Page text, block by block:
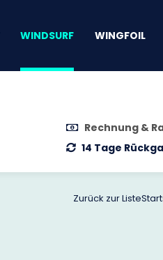
WINDSURF WINGFOIL
Rechnung &
14 Tage
Zurück zur Liste